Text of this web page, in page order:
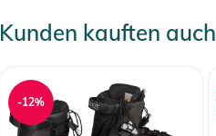
Kunden kauften auch
-12%